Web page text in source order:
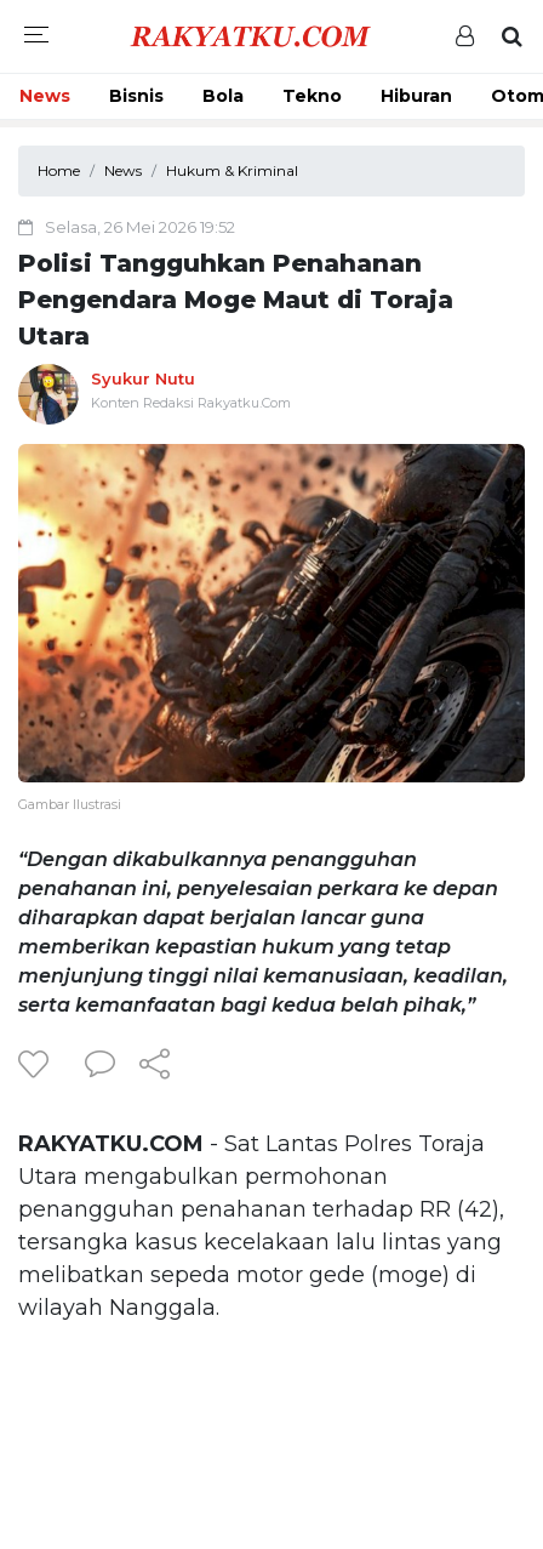
News Bisnis Bola Tekno Hiburan
Home News Hukum & Kriminal
Selasa, 26 Mei 2026 19:52
Polisi Tangguhkan Penahanan
Pengendara Moge Maut di Toraja
Utara
Syukur Nutu
Konten Redaksi Rakyatku.Com
Gambar Ilustrasi
“Dengan dikabulkannya penangguhan
penahanan ini, penyelesaian perkara ke depan
diharapkan dapat berjalan lancar guna
memberikan kepastian hukum yang tetap
menjunjung tinggi nilai kemanusiaan, keadilan,
serta kemanfaatan bagi kedua belah pihak,”
RAKYATKU.COM - Sat Lantas Polres Toraja
Utara mengabulkan permohonan
penangguhan penahanan terhadap RR (42),
tersangka kasus kecelakaan lalu lintas yang
melibatkan sepeda motor gede (moge) di
wilayah Nanggala.